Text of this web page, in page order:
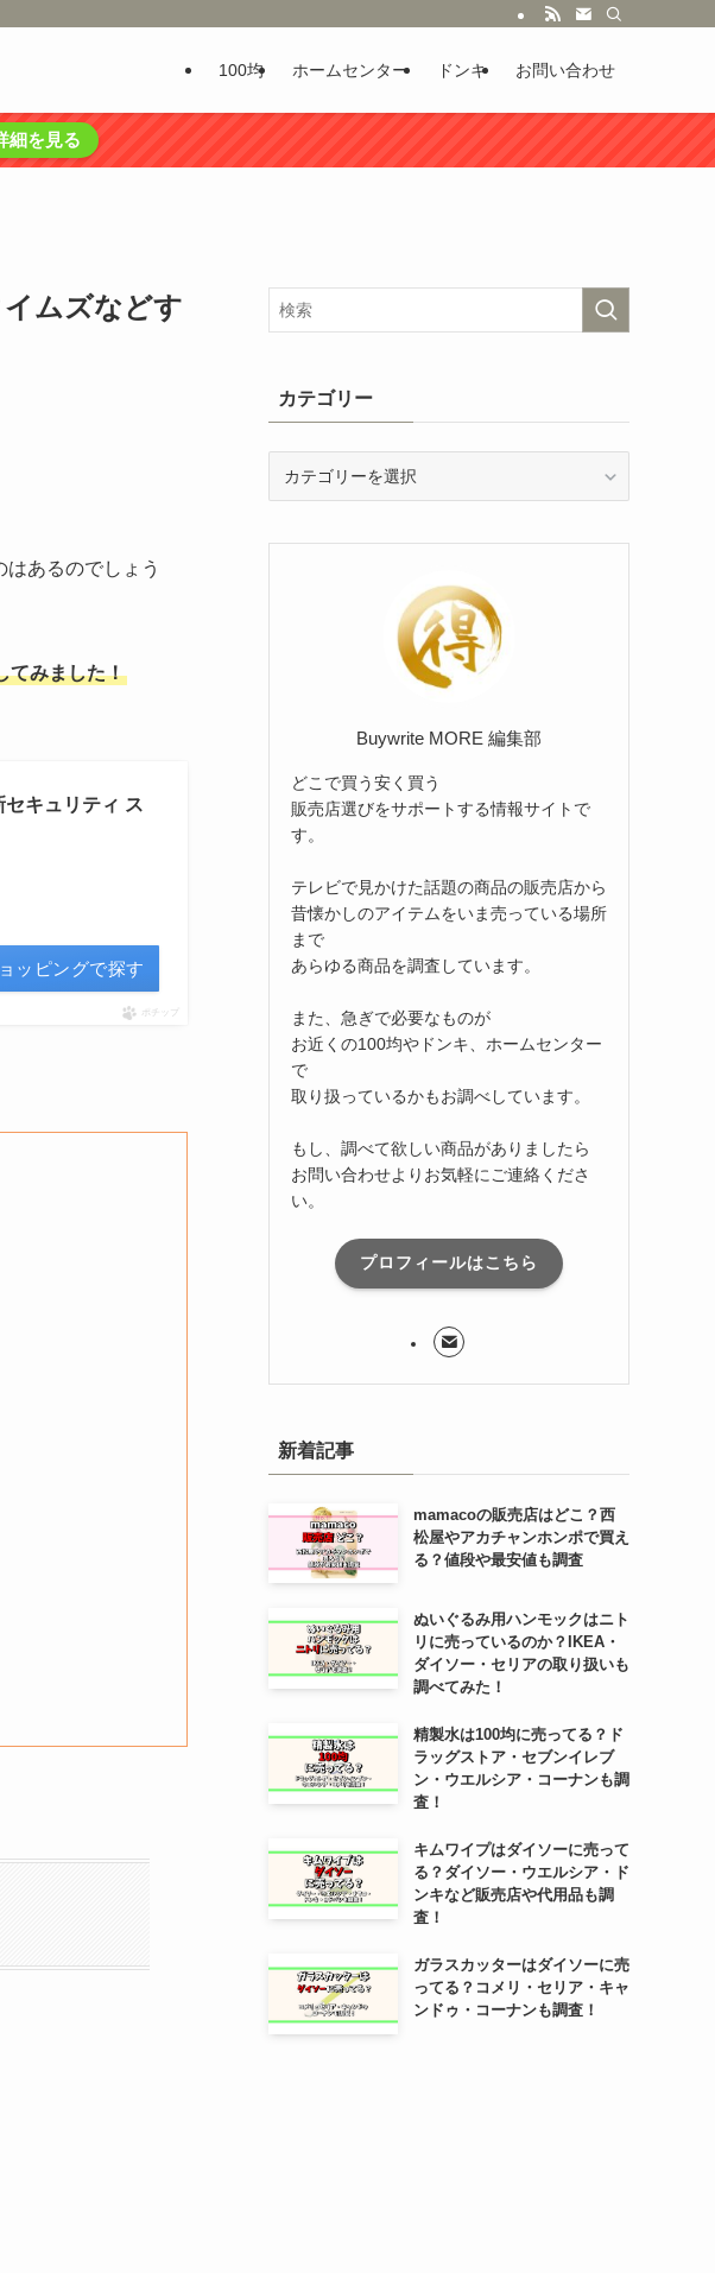
100均 ホームセンター ドンキ お問い合わせ
細を見る
ムズなどす
あるのでしょう
てみました！
キュリティ ス
ッピングで探す
ポチップ
カテゴリー
リ
Buywrite MORE 編集部
どこで買う安く買う
販売店選びをサポートする情報サイトで
す。
テレビで見かけた話題の商品の販売店から
昔懐かしのアイテムをいま売っている場所
まで
あらゆる商品を調査しています。
また、急ぎで必要なものが
お近くの100均やドンキ、ホームセンター
で
取り扱っているかもお調べしています。
もし、調べて欲しい商品がありましたら
お問い合わせよりお気軽にご連絡くださ
い。
プロフィールはこちら
新着記事
mamacoの販売店はどこ？西
松屋やアカチャンホンポで買え
る？値段や最安値も調査
ぬいぐるみ用ハンモックはニト
リに売っているのか？IKEA・
ダイソー・セリアの取り扱いも
調べてみた！
精製水は100均に売ってる？ド
ラッグストア・セブンイレブ
ン・ウエルシア・コーナンも調
査！
キムワイプはダイソーに売って
る？ダイソー・ウエルシア・ド
ンキなど販売店や代用品も調
査！
ガラスカッターはダイソーに売
ってる？コメリ・セリア・キャ
ンドゥ・コーナンも調査！